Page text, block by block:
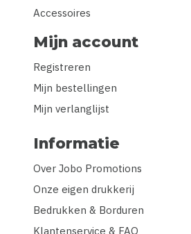
Accessoires
Mijn account
Registreren
Mijn bestellingen
Mijn verlanglijst
Informatie
Over Jobo Promotions
Onze eigen drukkerij
Bedrukken & Borduren
Klantenservice & FAQ